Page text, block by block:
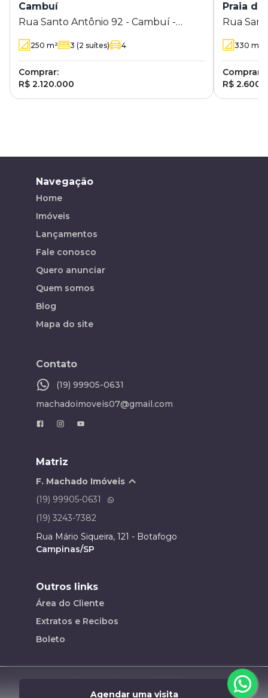
Agendar uma visita
Cambuí
Rua Santo Antônio 92 - Cambuí -
Campinas - SP
250 m² 3 (2 suítes) 4
Comprar:
R$ 2.120.000
Praia
Rua
330 m²
Comprar:
R$
Navegação
Home
Imóveis
Lançamentos
Fale conosco
Quero anunciar
Quem somos
Blog
Mapa do site
Contato
(19) 99905-0631
machadoimoveis07@gmail.com
Matriz
F. Machado Imóveis
(19) 99905-0631
(19) 3243-7382
Rua Mário Siqueira, 121 - Botafogo
Campinas/SP
Outros links
Área do Cliente
Extratos e Recibos
Boleto
Desenvolvido por